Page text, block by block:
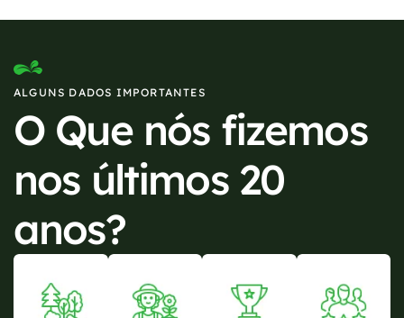
ALGUNS DADOS IMPORTANTES
O Que nós fizemos
nos últimos 20
anos?